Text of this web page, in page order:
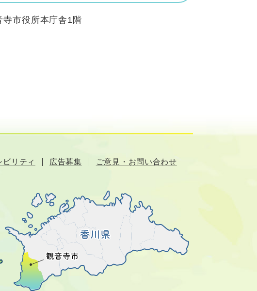
市役所本庁舎1階
ビリティ 広告募集 ご意見・お問い合わせ